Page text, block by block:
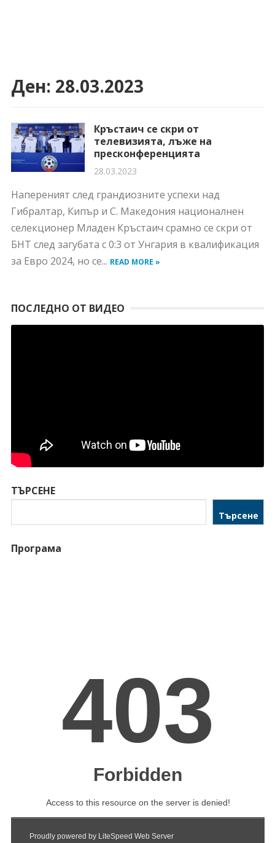
Ден: 28.03.2023
Кръстаич се скри от
телевизията, лъже на
пресконференцията
28.03.2023
Напереният след грандиозните успехи над
Гибралтар, Кипър и С. Македония националнен
селекционер Младен Кръстаич срамно се скри от
БНТ след загубата с 0:3 от Унгария в квалификация
за Евро 2024, но се... READ MORE »
ПОСЛЕДНО ОТ ВИДЕО
ТЪРСЕНЕ
Търсене
Програма